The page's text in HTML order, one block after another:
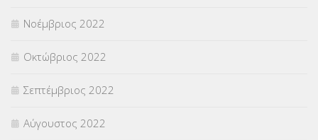
Νοέμβριος 2022
Οκτώβριος 2022
Σεπτέμβριος 2022
Αύγουστος 2022